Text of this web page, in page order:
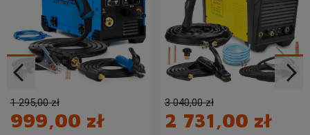
999,00 zł
1 295,00 zł
2 731,00 zł
3 040,00 zł